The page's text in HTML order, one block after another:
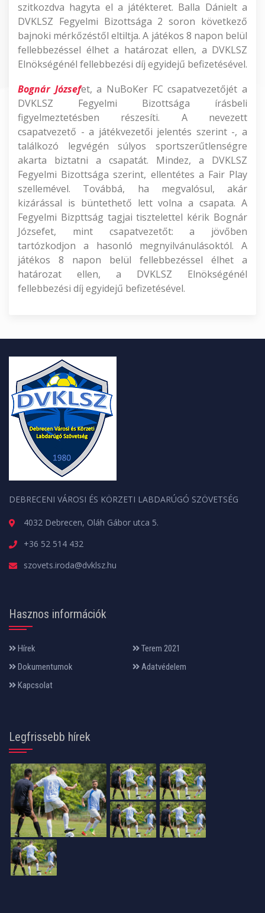
szitkozdva hagyta el a játékteret. Balla Dánielt a
DVKLSZ Fegyelmi Bizottsága 2 soron következő
bajnoki mérkőzéstől eltiltja. A játékos 8 napon belül
fellebbezéssel élhet a határozat ellen, a DVKLSZ
Elnökségénél fellebbezési díj egyidejű befizetésével.
Bognár Józsefet, a NuBoKer FC csapatvezetőjét a
DVKLSZ Fegyelmi Bizottsága írásbeli
figyelmeztetésben részesíti. A nevezett
csapatvezető - a játékvezetői jelentés szerint -, a
találkozó legvégén súlyos sportszerűtlenségre
akarta biztatni a csapatát. Mindez, a DVKLSZ
Fegyelmi Bizottsága szerint, ellentétes a Fair Play
szellemével. Továbbá, ha megvalósul, akár
kizárással is büntethető lett volna a csapata. A
Fegyelmi Bizpttság tagjai tisztelettel kérik Bognár
Józsefet, mint csapatvezetőt: a jövőben
tartózkodjon a hasonló megnyilvánulásoktól. A
játékos 8 napon belül fellebbezéssel élhet a
határozat ellen, a DVKLSZ Elnökségénél
fellebbezési díj egyidejű befizetésével.
DEBRECENI VÁROSI ÉS KÖRZETI LABDARÚGÓ SZÖVETSÉG
4032 Debrecen, Oláh Gábor utca 5.
+36 52 514 432
szovets.iroda@dvklsz.hu
Hasznos információk
Hírek
Terem 2021
Dokumentumok
Adatvédelem
Kapcsolat
Legfrissebb hírek